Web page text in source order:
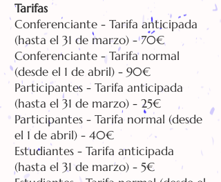
Tarifas
Conferenciante - Tarifa anticipada
(hasta el 31 de marzo) - 70€
Conferenciante - Tarifa normal
(desde el 1 de abril) - 90€
Participantes - Tarifa anticipada
(hasta el 31 de marzo) - 25€
Participantes - Tarifa normal (desde
el 1 de abril) - 40€
Estudiantes - Tarifa anticipada
(hasta el 31 de marzo) - 5€